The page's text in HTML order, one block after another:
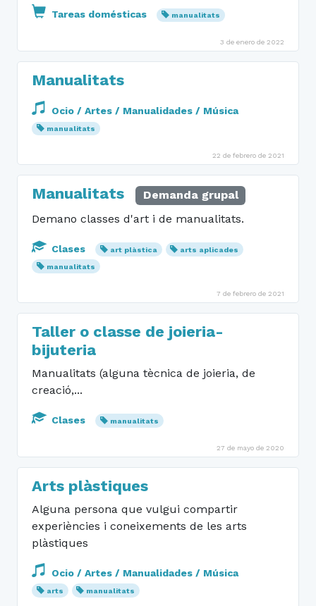
Tareas domésticas manualitats
3 de enero de 2022
Manualitats
Ocio / Artes / Manualidades / Música
manualitats
22 de febrero de 2021
Manualitats
Demanda grupal
Demano classes d'art i de manualitats.
Clases art plàstica
arts aplicades
manualitats
7 de febrero de 2021
Taller o classe de joieria-
bijuteria
Manualitats (alguna tècnica de joieria, de
creació,...
Clases manualitats
27 de mayo de 2020
Arts plàstiques
Alguna persona que vulgui compartir
experiències i coneixements de les arts
plàstiques
Ocio / Artes / Manualidades / Música
arts manualitats